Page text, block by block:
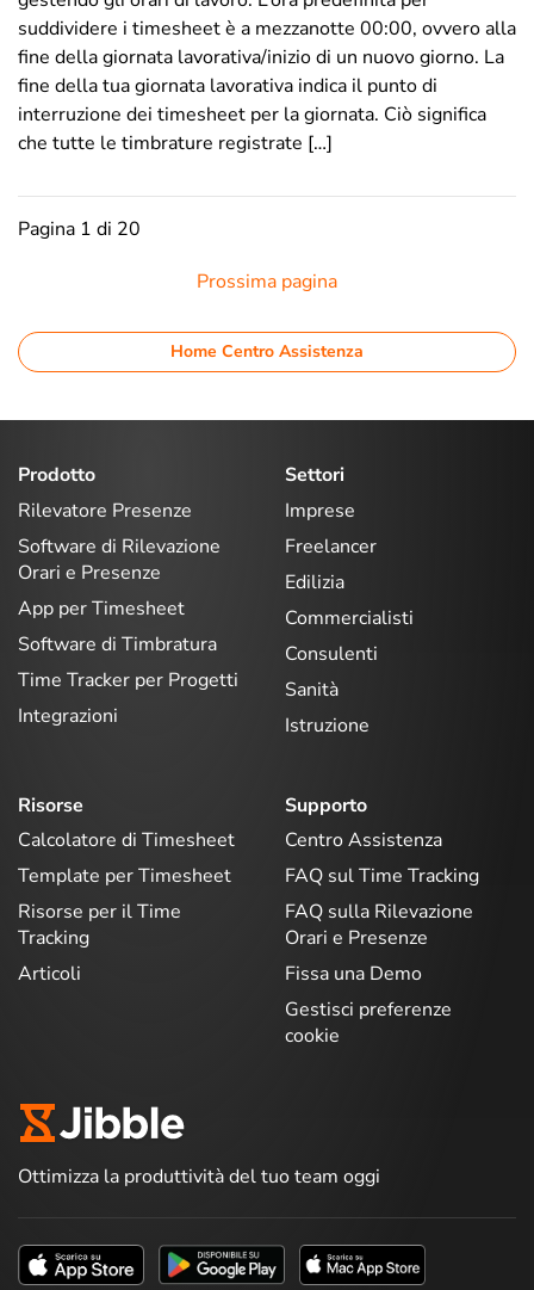
suddividere i timesheet è a mezzanotte 00:00, ovvero alla
fine della giornata lavorativa/inizio di un nuovo giorno. La
fine della tua giornata lavorativa indica il punto di
interruzione dei timesheet per la giornata. Ciò significa
che tutte le timbrature registrate […]
Pagina 1 di 20
Prossima pagina
Home Centro Assistenza
Prodotto
Rilevatore Presenze
Software di Rilevazione
Orari e Presenze
App per Timesheet
Software di Timbratura
Time Tracker per Progetti
Integrazioni
Settori
Imprese
Freelancer
Edilizia
Commercialisti
Consulenti
Sanità
Istruzione
Risorse
Calcolatore di Timesheet
Template per Timesheet
Risorse per il Time
Tracking
Articoli
Supporto
Centro Assistenza
FAQ sul Time Tracking
FAQ sulla Rilevazione
Orari e Presenze
Fissa una Demo
Gestisci preferenze
cookie
Ottimizza la produttività del tuo team oggi